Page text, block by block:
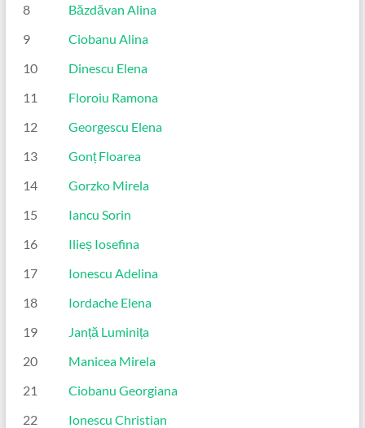
8
Băzdăvan Alina
9
Ciobanu Alina
10
Dinescu Elena
11
Floroiu Ramona
12
Georgescu Elena
13
Gonț Floarea
14
Gorzko Mirela
15
Iancu Sorin
16
Ilieș Iosefina
17
Ionescu Adelina
18
Iordache Elena
19
Janță Luminița
20
Manicea Mirela
21
Ciobanu Georgiana
22
Ionescu Christian